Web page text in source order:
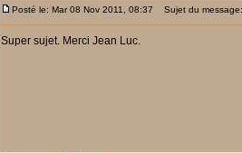
Posté le: Mar 08 Nov 2011, 08:37 Sujet du
Super sujet. Merci Jean Luc.